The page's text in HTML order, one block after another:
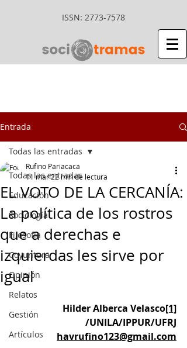
ISSN: 2773-7578
Entrada
Todas las entradas
Educación
Sociología
Filosofía
Coyuntura
Opinión
Relatos
Gestión
Artículos
Todas las entradas
EL VOTO DE LA CERCANÍA:
La política de los rostros
que a derechas e
izquierdas les sirve por
igual
Rufino Pariacaca
11 mar22 min de lectura
Hilder Alberca Velasco[1]
/UNILA/IPPUR/UFRJ
havrufino123@gmail.com